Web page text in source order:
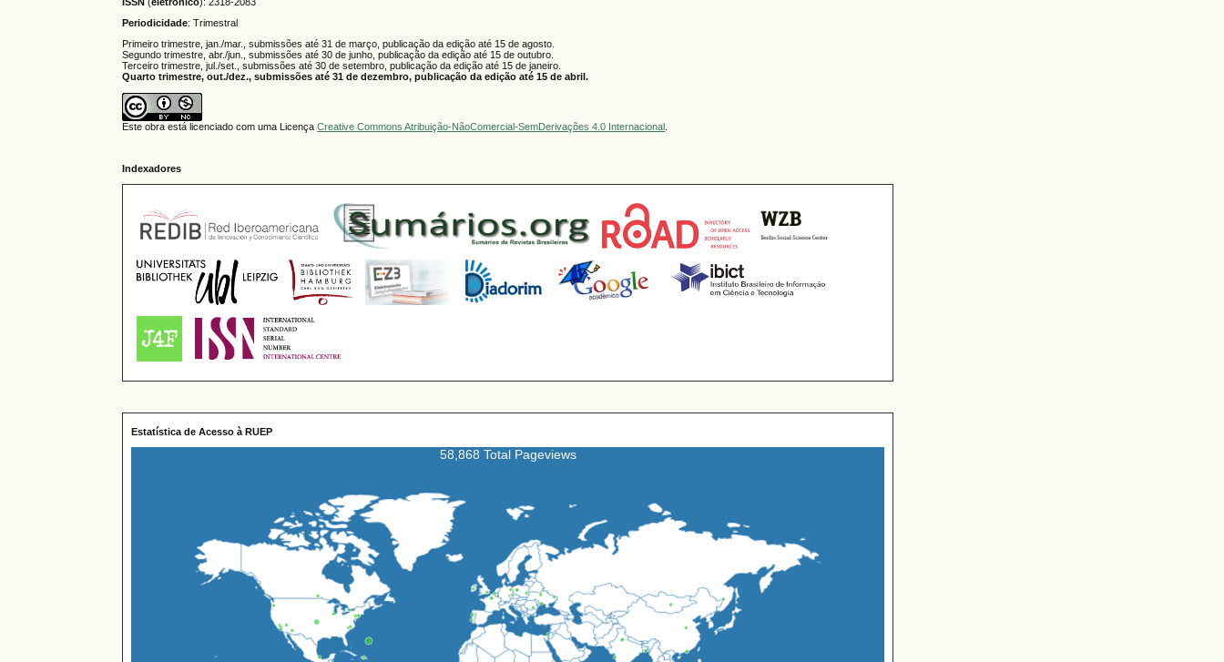
Periodicidade: Trimestral
Primeiro trimestre, jan./mar., submissões até 31 de março, publicação da edição até 15 de agosto.
Segundo trimestre, abr./jun., submissões até 30 de junho, publicação da edição até 15 de outubro.
Terceiro trimestre, jul./set., submissões até 30 de setembro, publicação da edição até 15 de janeiro.
Quarto trimestre, out./dez., submissões até 31 de dezembro, publicação da edição até 15 de abril.
Este obra está licenciado com uma LicençaCreative Commons Atribuição-NãoComercial-SemDerivações 4.0 Internacional
Indexadores
Estatística de Acesso à RUEP
58,868 Total Pageviews